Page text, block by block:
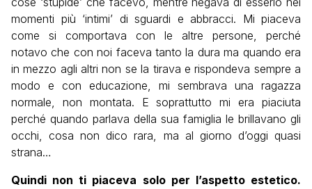
momenti più ‘intimi’ di sguardi e abbracci. Mi piaceva
come si comportava con le altre persone, perché
notavo che con noi faceva tanto la dura ma quando era
in mezzo agli altri non se la tirava e rispondeva sempre a
modo e con educazione, mi sembrava una ragazza
normale, non montata. E soprattutto mi era piaciuta
perché quando parlava della sua famiglia le brillavano gli
occhi, cosa non dico rara, ma al giorno d’oggi quasi
strana…
Quindi non ti piaceva solo per l’aspetto estetico.